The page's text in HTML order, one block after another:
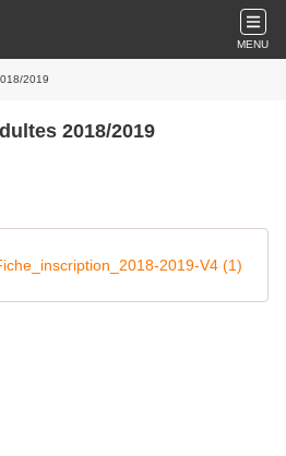
MENU
2019
2018/2019
2019-V4 (1)